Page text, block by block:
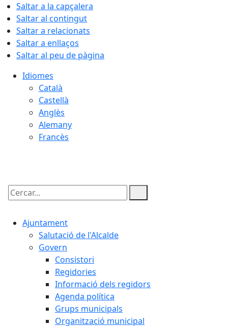
Saltar a la capçalera
Saltar al contingut
Saltar a relacionats
Saltar a enllaços
Saltar al peu de pàgina
Idiomes
Català
Castellà
Anglès
Alemany
Francès
Cercar:
Ajuntament
Salutació de l'Alcalde
Govern
Consistori
Regidories
Informació dels regidors
Agenda política
Grups municipals
Organització municipal